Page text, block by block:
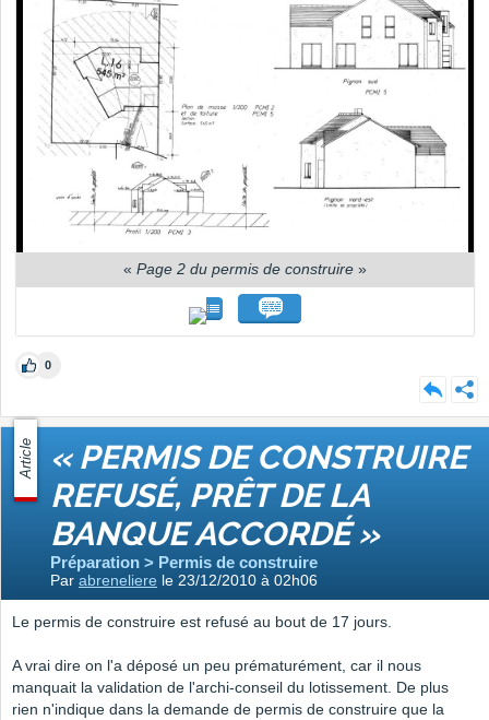
« Page 2 du permis de construire »
0
Article « PERMIS DE CONSTRUIRE
REFUSÉ, PRÊT DE LA
BANQUE ACCORDÉ »
Préparation > Permis de construire
Par abreneliere le 23/12/2010 à 02h06
Le permis de construire est refusé au bout de 17 jours.
A vrai dire on l'a déposé un peu prématurément, car il nous
manquait la validation de l'archi-conseil du lotissement. De plus
rien n'indique dans la demande de permis de construire que la